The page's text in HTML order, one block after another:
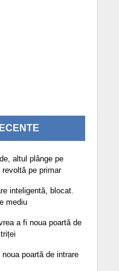
altul plânge pe
pe primar
inteligentă, blocat.
mediu
a fi noua poartă de
poartă de intrare